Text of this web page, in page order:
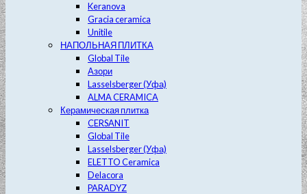
Keranova
Gracia ceramica
Unitile
НАПОЛЬНАЯ ПЛИТКА
Global Tile
Азори
Lasselsberger (Уфа)
ALMA CERAMICA
Керамическая плитка
CERSANIT
Global Tile
Lasselsberger (Уфа)
ELETTO Ceramica
Delacora
PARADYZ